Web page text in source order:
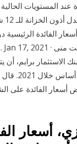
الفائدة
الاستثمار برايم،
يتراوح
أسعار